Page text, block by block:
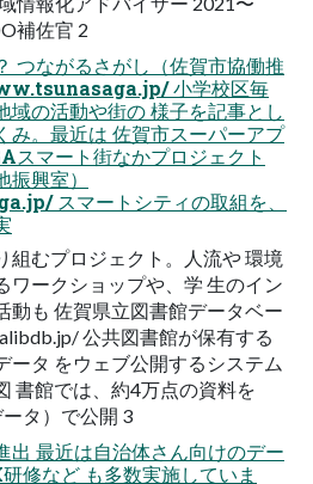
補佐官 2
つながるさがし（佐賀市協働推
小学校区毎
域の活動や街の 様子を記事とし
み。最近は 佐賀市スーパーアプ
スマート街なかプロジェクト
振興室）
スマートシティの取組を、
組むプロジェクト。人流や 環境
ワークショップや、学 生のイン
動も 佐賀県立図書館データベー
公共図書館が保有する
ータ をウェブ公開するシステム
書館では、約4万点の資料を
タ）で公開 3
出 最近は自治体さん向けのデー
修など も多数実施していま